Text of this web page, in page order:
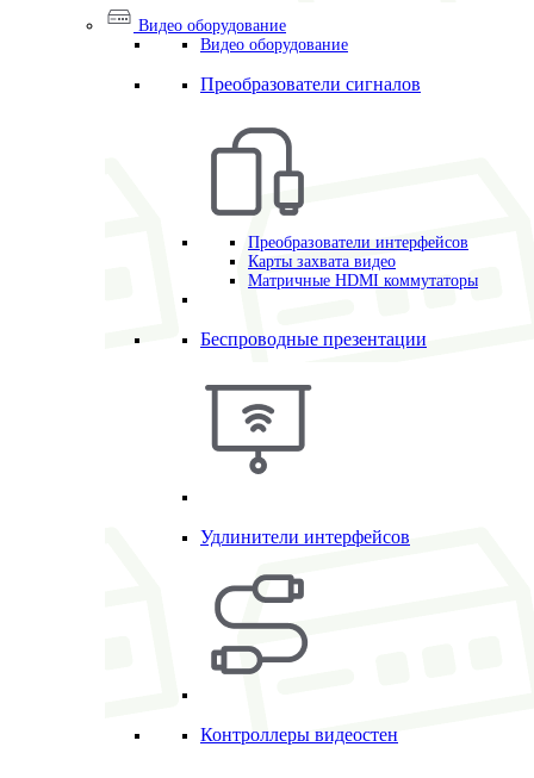
Видео оборудование
Видео оборудование
Преобразователи сигналов
Преобразователи интерфейсов
Карты захвата видео
Матричные HDMI коммутаторы
Беспроводные презентации
Удлинители интерфейсов
Контроллеры видеостен